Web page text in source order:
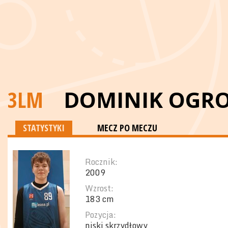
3LM DOMINIK
STATYSTYKI MECZ PO MECZU
Rocznik:
2009
Wzrost:
183 cm
Pozycja: